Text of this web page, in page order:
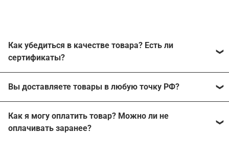
Как убедиться в качестве товара? Есть ли
сертификаты?
без каких-либо посредников. Каждый из
производителей может подтвердить работу с нашей
компанией, поэтому продажа неоригинальной
продукции исключена.
Вы доставляете товары в любую точку РФ?
пункт России, где есть пункты выдачи СДЭК или хотя
бы почтовое отделение.
Как я могу оплатить товар? Можно ли не
оплачивать заранее?